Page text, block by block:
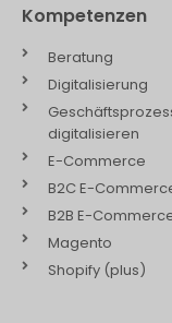
Kompetenzen
Beratung
Digitalisierung
digitalisieren
E-Commerce
B2C E-
B2B E-
Magento
Shopify (plus)